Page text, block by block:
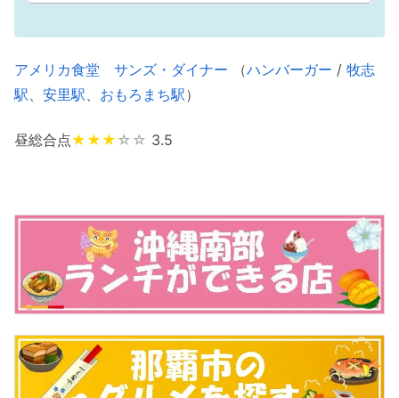
アメリカ食堂 サンズ・ダイナー （ハンバーガー / 牧志
駅、 安里駅、 おもろまち駅）
昼総合点★★★ ☆☆ 3.5